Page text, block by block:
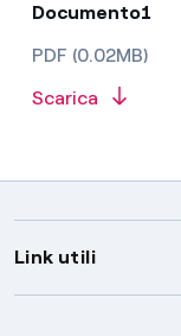
Documento1
PDF (0.02MB)
Scarica
Link utili